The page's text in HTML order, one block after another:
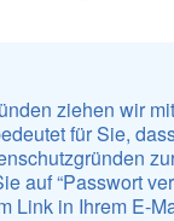
ziehen wir
für Sie,
auf “Passwort
Link in Ihrem E-